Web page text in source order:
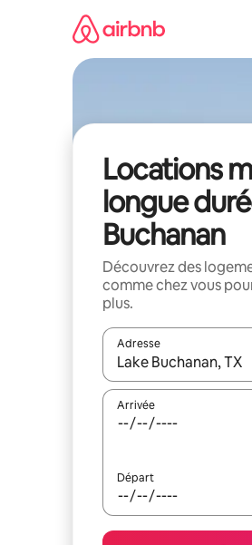
Locations
longue
Buchanan
Découvrez des
comme chez vous
plus.
Adresse
Lorsque les résultats
Arrivée
Départ